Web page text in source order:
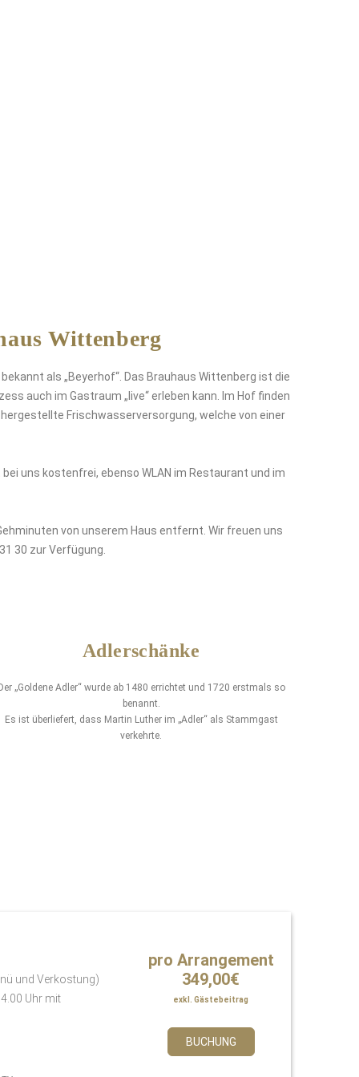
Wittenberg
als „Beyerhof“. Das Brauhaus Wittenberg ist die
auch im Gastraum „live“ erleben kann. Im Hof finden
Frischwasserversorgung, welche von einer
uns kostenfrei, ebenso WLAN im Restaurant und im
von unserem Haus entfernt. Wir freuen uns
30 zur Verfügung.
Adlerschänke
„Goldene Adler“ wurde ab 1480 errichtet und 1720 erstmals so
benannt.
Es ist überliefert, dass Martin Luther im „Adler“ als Stammgast
verkehrte.
und Verkostung)
Uhr mit
pro Arrangement
349,00€
exkl. Gästebeitrag
BUCHUNG